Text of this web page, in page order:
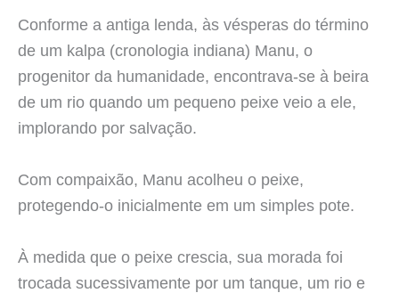
Conforme a antiga lenda, às vésperas do término
de um kalpa (cronologia indiana) Manu, o
progenitor da humanidade, encontrava-se à beira
de um rio quando um pequeno peixe veio a ele,
implorando por salvação.
Com compaixão, Manu acolheu o peixe,
protegendo-o inicialmente em um simples pote.
À medida que o peixe crescia, sua morada foi
trocada sucessivamente por um tanque, um rio e